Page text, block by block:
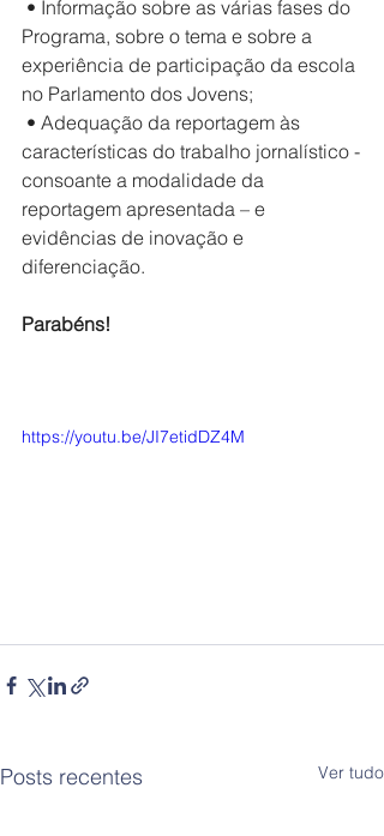
• Informação sobre as várias fases do
Programa, sobre o tema e sobre a
experiência de participação da escola
no Parlamento dos Jovens;
• Adequação da reportagem às
características do trabalho jornalístico -
consoante a modalidade da
reportagem apresentada – e
evidências de inovação e
diferenciação.
Parabéns!
https://youtu.be/JI7etidDZ4M
Posts recentes Ver tudo